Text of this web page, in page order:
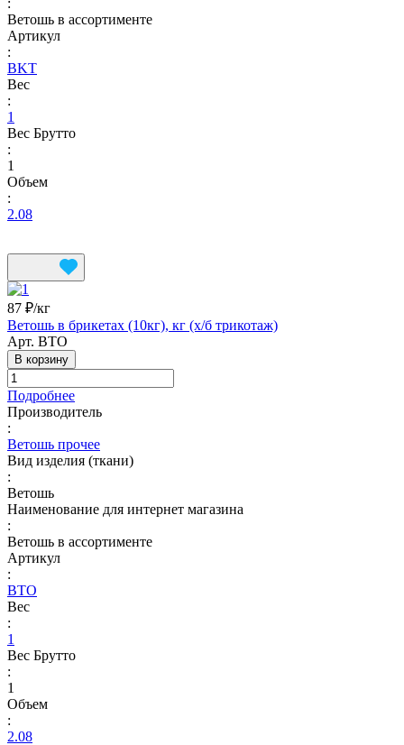
Ветошь в ассортименте
Артикул
:
BKT
Вес
:
1
Вес Брутто
:
1
Объем
:
2.08
87 ₽/кг
Ветошь в брикетах (10кг), кг (х/б трикотаж)
Арт. ВТО
В корзину
Подробнее
Производитель
:
Ветошь прочее
Вид изделия (ткани)
:
Ветошь
Наименование для интернет магазина
:
Ветошь в ассортименте
Артикул
:
ВТО
Вес
:
1
Вес Брутто
:
1
Объем
:
2.08